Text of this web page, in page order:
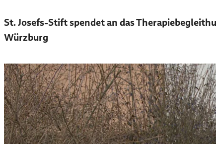
St. Josefs-Stift spendet an das
Würzburg